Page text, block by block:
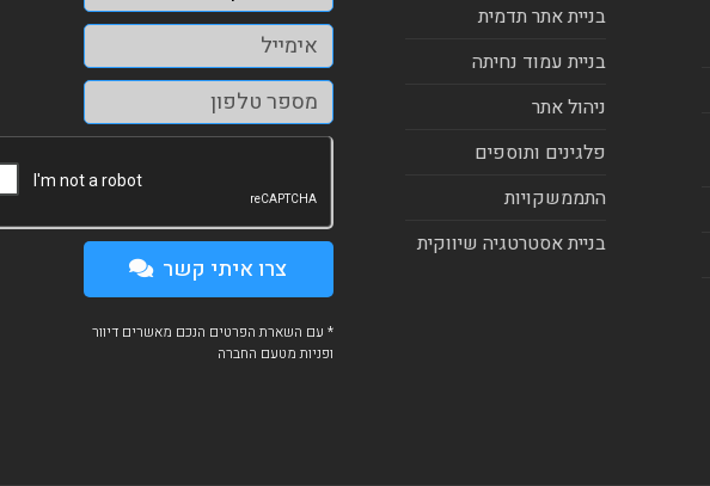
בניית אתר תדמית
בניית עמוד נחיתה
ניהול אתר
פלגינים ותוספים
התממשקויות
בניית אסטרטגיה שיווקית
צרו איתי קשר
* עם השארת הפרטים הנכם מאשרים דיוור
ופניות מטעם החברה